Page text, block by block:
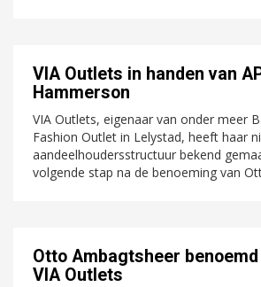
VIA Outlets in handen van
Hammerson
VIA Outlets, eigenaar van onder meer
Fashion Outlet in Lelystad, heeft haar
aandeelhoudersstructuur bekend
volgende stap na de benoeming van
Otto Ambagtsheer benoemd
VIA Outlets